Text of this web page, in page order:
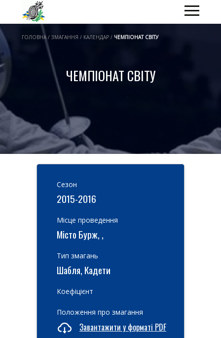
ГОЛОВНА / ЗМАГАННЯ / КАЛЕНДАР / ЧЕМПІОНАТ СВІТУ
ЧЕМПІОНАТ СВІТУ
Cезон
2015-2016
Місце проведення
Місто Бурж, ,
Тип змагань
Шабля, Кадети
Коефіцієнт
Положення про змагання
Завантажити у форматі PDF